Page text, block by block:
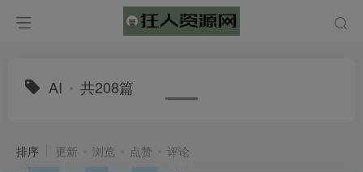
AI 共208篇
排序 更新 浏览 点赞 评论